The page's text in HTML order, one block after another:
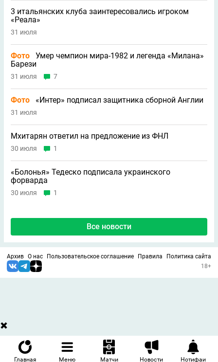
Главная Меню Матчи Новости Нотифаи
3 итальянских клуба заинтересовались игроком
«Реала»
31 июля
Фото
Умер чемпион мира-1982 и легенда «Милана»
Барези
31 июля 7
Фото «Интер» подписал защитника сборной Англии
31 июля
Мхитарян ответил на предложение из ФНЛ
30 июля 1
«Болонья» Тедеско подписала украинского
форварда
30 июля 1
Все новости
Архив О нас Пользовательское соглашение Правила
Политика сайта
18+